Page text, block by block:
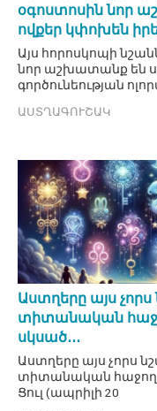
օգոստոսին նոր
ովքեր կփոխեն
Այս հորոսկոպի
նոր աշխատանք են
գործունեության
ԱՍՏՂԱԳՈՒՇԱԿ
Աստղերը այս
տիտանական
սկսած․․․
Աստղերը այս չորս
տիտանական
Ցուլ (ապրիլի 20